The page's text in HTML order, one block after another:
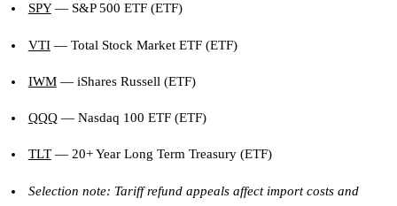
SPY— S&P 500 ETF (ETF)
VTI— Total Stock Market ETF (ETF)
IWM— iShares Russell (ETF)
QQQ— Nasdaq 100 ETF (ETF)
TLT— 20+ Year Long Term Treasury (ETF)
Selection note: Tariff refund appeals affect import costs and